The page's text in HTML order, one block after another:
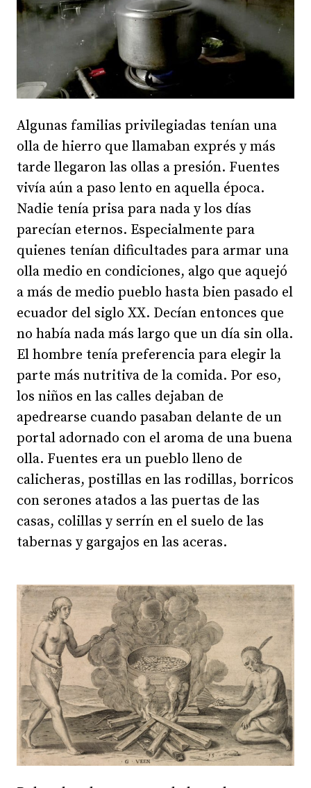
Algunas familias privilegiadas tenían una
olla de hierro que llamaban exprés y más
tarde llegaron las ollas a presión. Fuentes
vivía aún a paso lento en aquella época.
Nadie tenía prisa para nada y los días
parecían eternos. Especialmente para
quienes tenían dificultades para armar una
olla medio en condiciones, algo que aquejó
a más de medio pueblo hasta bien pasado el
ecuador del siglo XX. Decían entonces que
no había nada más largo que un día sin olla.
El hombre tenía preferencia para elegir la
parte más nutritiva de la comida. Por eso,
los niños en las calles dejaban de
apedrearse cuando pasaban delante de un
portal adornado con el aroma de una buena
olla. Fuentes era un pueblo lleno de
calicheras, postillas en las rodillas, borricos
con serones atados a las puertas de las
casas, colillas y serrín en el suelo de las
tabernas y gargajos en las aceras.